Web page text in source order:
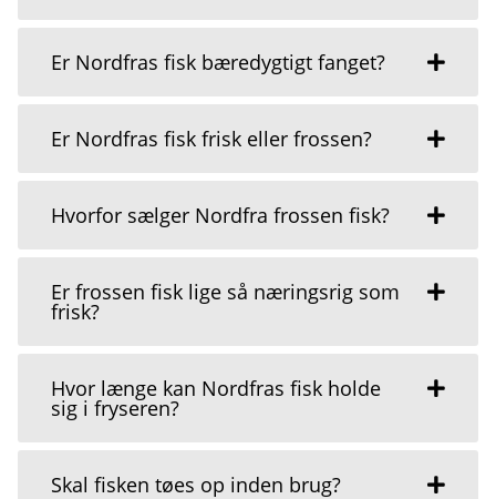
Er Nordfras fisk bæredygtigt fanget?
Er Nordfras fisk frisk eller frossen?
Hvorfor sælger Nordfra frossen fisk?
Er frossen fisk lige så næringsrig som
frisk?
Hvor længe kan Nordfras fisk holde
sig i fryseren?
Skal fisken tøes op inden brug?